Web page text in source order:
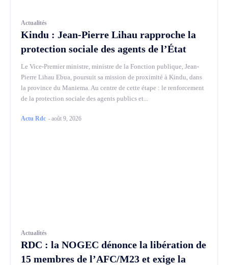
Actualités
Kindu : Jean-Pierre Lihau rapproche la
protection sociale des agents de l’État
Le Vice-Premier ministre, ministre de la Fonction publique, Jean-
Pierre Lihau Ebua, poursuit sa mission de proximité à Kindu, dans
la province du Maniema. Au centre de cette étape : le renforcement
de la protection sociale des agents publics et...
Actu Rdc -août 9, 2026
Actualités
RDC : la NOGEC dénonce la libération de
15 membres de l’AFC/M23 et exige la